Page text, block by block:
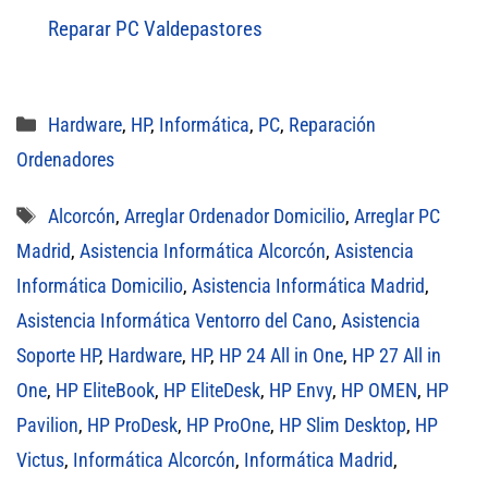
Reparar PC Valdepastores
Categorías
Hardware, HP, Informática, PC, Reparación
Ordenadores
Etiquetas
Alcorcón, Arreglar Ordenador Domicilio, Arreglar PC
Madrid, Asistencia Informática Alcorcón, Asistencia
Informática Domicilio, Asistencia Informática Madrid,
Asistencia Informática Ventorro del Cano, Asistencia
Soporte HP, Hardware, HP, HP 24 All in One, HP 27 All in
One, HP EliteBook, HP EliteDesk, HP Envy, HP OMEN, HP
Pavilion, HP ProDesk, HP ProOne, HP Slim Desktop, HP
Victus, Informática Alcorcón, Informática Madrid,